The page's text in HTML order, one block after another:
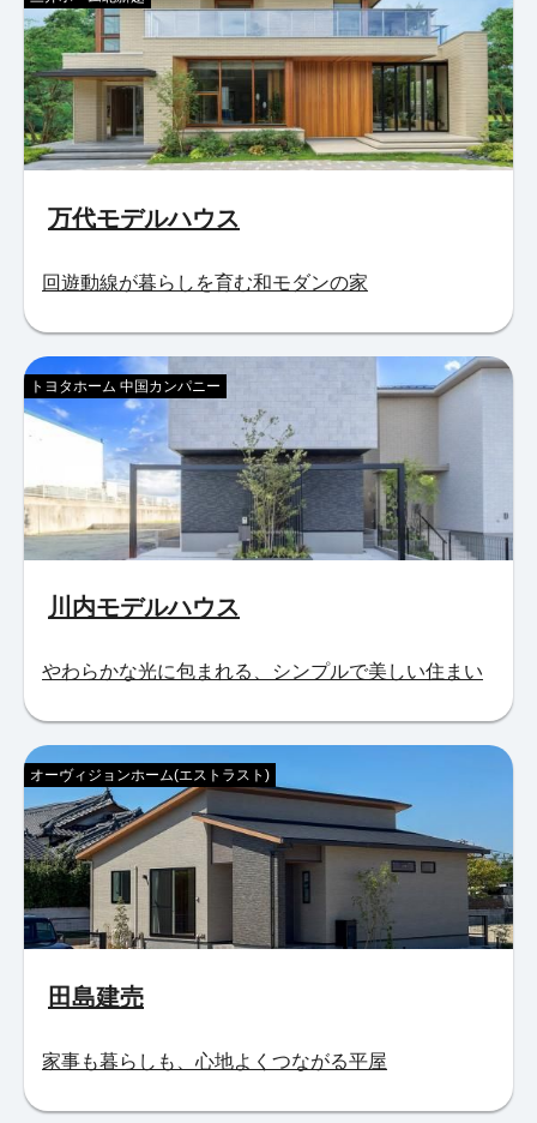
万代モデルハウス
回遊動線が暮らしを育む和モダンの家
川内モデルハウス
トヨタホーム 中国カンパニー
やわらかな光に包まれる、シンプルで美しい住まい
田島建売
オーヴィジョンホーム(エストラスト)
家事も暮らしも、心地よくつながる平屋